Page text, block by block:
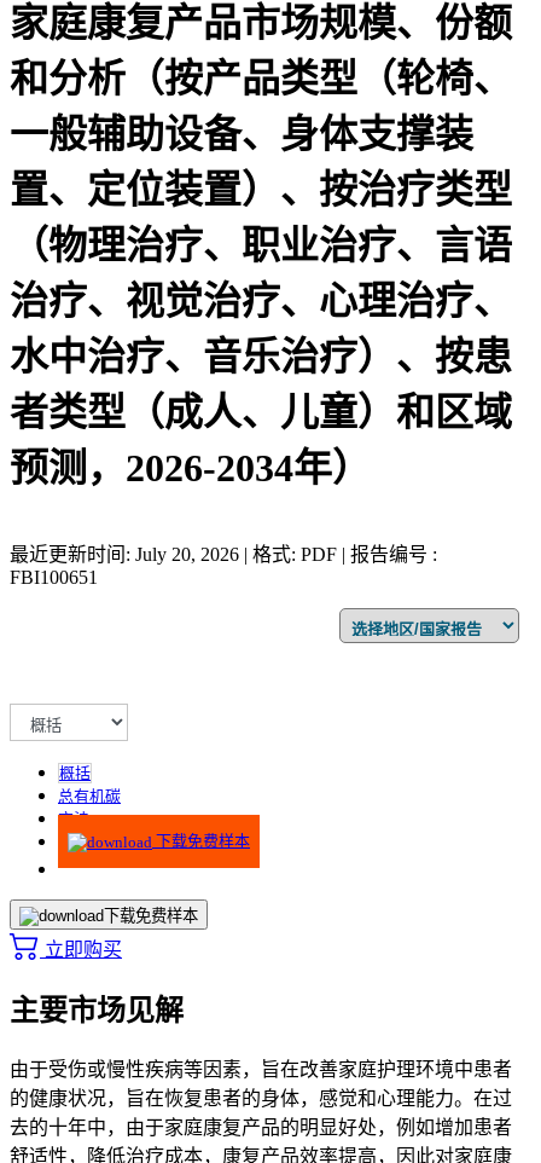
家庭康复产品市场规模、份额
和分析（按产品类型（轮椅、
一般辅助设备、身体支撑装
置、定位装置）、按治疗类型
（物理治疗、职业治疗、言语
治疗、视觉治疗、心理治疗、
水中治疗、音乐治疗）、按患
者类型（成人、儿童）和区域
预测，2026-2034年）
最近更新时间: July 20, 2026 | 格式: PDF | 报告编号 :
FBI100651
概括
总有机碳
方法
下载免费样本
下载免费样本
立即购买
主要市场见解
由于受伤或慢性疾病等因素，旨在改善家庭护理环境中患者
的健康状况，旨在恢复患者的身体，感觉和心理能力。在过
去的十年中，由于家庭康复产品的明显好处，例如增加患者
舒适性，降低治疗成本，康复产品效率提高，因此对家庭康